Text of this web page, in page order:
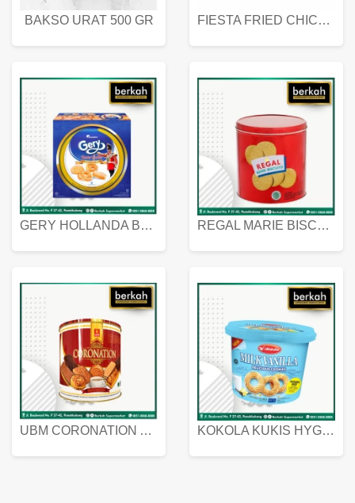
BAKSO URAT 500 GR FIESTA FRIED CHICKEN 500 GR
GERY HOLLANDA BUTTER COOKIES 450 GRAM REGAL MARIE BISCUIT KALENG 550 GRAM
UBM CORONATION ASSORTED BISKUIT KALENG 450 GRAM KOKOLA KUKIS HYGIENIC MILK VANILLA PACK 320 GR